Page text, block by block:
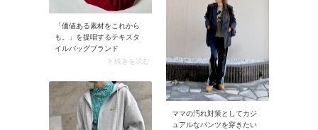
きと今っぽさがアップさ
れ、より完成度の高い着こ
なしに決まります。
「価値ある素材をこれから
も。」を提唱するテキスタ
イルバッグブランド
「PAPYRUS（パピル
ルムと色のバッグは、思わ
ず「そのバッグどこの？」
と声をかけずにはいられま
せん♪
> 続きを読む
ママの汚れ対策としてカジ
ュアルなパンツを穿きたい